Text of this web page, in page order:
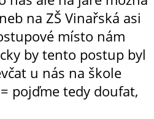
na ZŠ Vinařská asi
místo nám
by tento postup byl
u nás na škole
pojďme tedy doufat,